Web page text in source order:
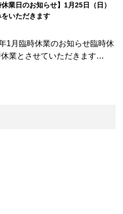
休業日のお知らせ】1月25日（日）
をいただきます
1月臨時休業のお知らせ臨時休
業とさせていただきます…